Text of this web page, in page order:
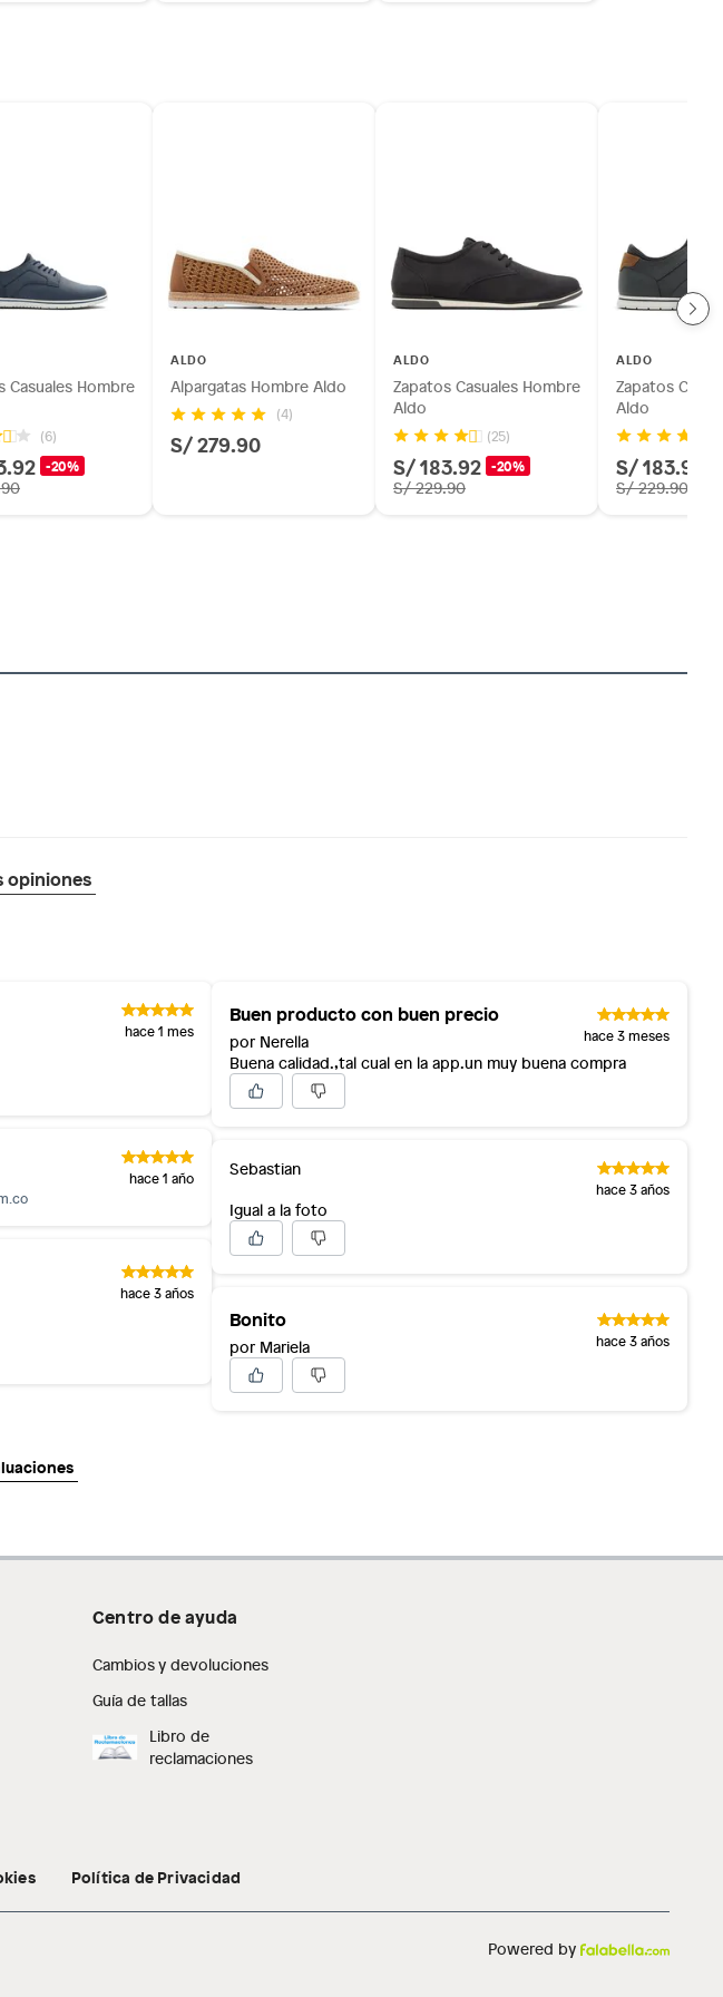
Casuales Hombre
(6)
-20%
ALDO
Alpargatas Hombre Aldo
(4)
S/ 279.90
ALDO
Zapatos Casuales Hombre
Aldo
(25)
S/ 183.92 -20%
S/ 229.90
ALDO
Zapatos
Aldo
S/ 183.92
S/ 229.90
opiniones
hace 1 mes
hace 1 año
hace 3 años
Buen producto con buen precio
por Nerella hace 3 meses
Buena calidad.,tal cual en la app.un muy buena compra
Sebastian
hace 3 años
Igual a la foto
Bonito
por Mariela hace 3 años
Centro de ayuda
Cambios y devoluciones
Guía de tallas
Libro de
reclamaciones
Política de Privacidad
Powered by